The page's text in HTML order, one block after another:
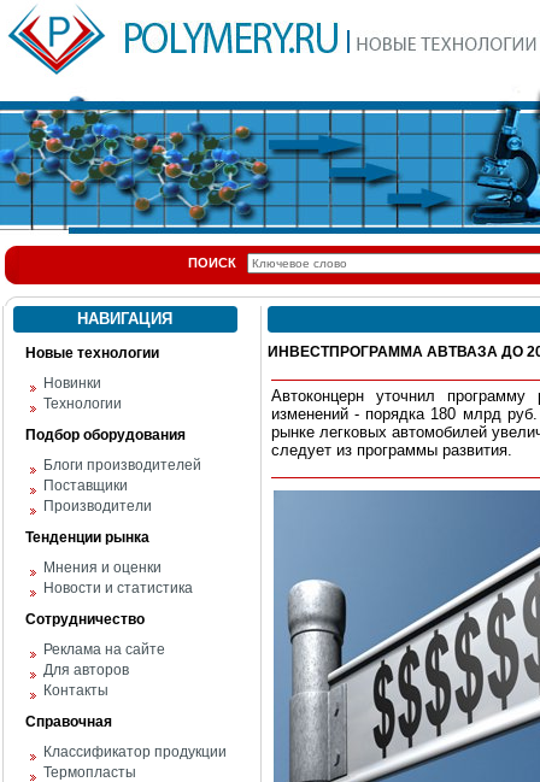
ПОИСК
НАВИГАЦИЯ
Новые технологии
Новинки
Технологии
Подбор оборудования
Блоги производителей
Поставщики
Производители
Тенденции рынка
Мнения и оценки
Новости и статистика
Сотрудничество
Реклама на сайте
Для авторов
Контакты
Справочная
Классификатор продукции
Термопласты
ИНВЕСТПРОГРАММА АВТВАЗА ДО
Автоконцерн уточнил
изменений - порядка 180 млрд руб.
рынке легковых автомобилей
следует из программы развития.